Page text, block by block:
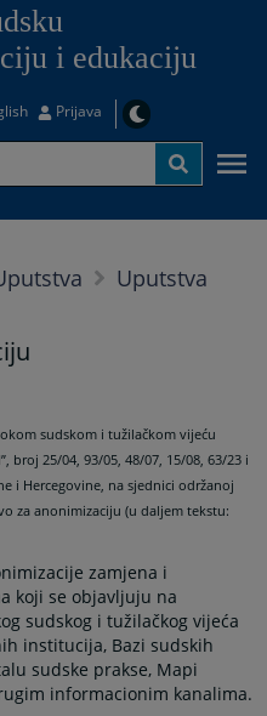
i edukaciju
Prijava
Uputstva
sudskom i tužilačkom vijeću
broj 25/04, 93/05, 48/07, 15/08, 63/23 i
i Hercegovine, na sjednici održanoj
za anonimizaciju (u daljem tekstu:
zamjena i
koji se objavljuju na
sudskog i tužilačkog vijeća
institucija, Bazi sudskih
sudske prakse, Mapi
informacionim kanalima.